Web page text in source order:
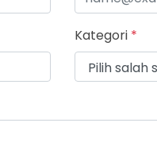
Kategori *